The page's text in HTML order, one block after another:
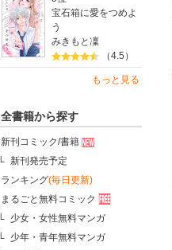
宝石箱に愛をつめよ
う
みきもと凜
（4.5）
もっと見る
全書籍から探す
新刊コミック/書籍
新刊発売予定
ランキング(毎日更新)
まるごと無料コミック
少女・女性無料マンガ
少年・青年無料マンガ